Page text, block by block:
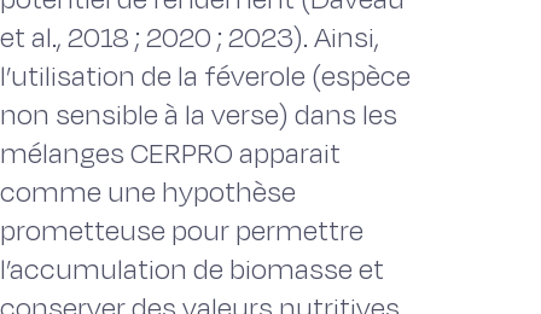
et al., 2018 ; 2020 ; 2023). Ainsi,
l’utilisation de la féverole (espèce
non sensible à la verse) dans les
mélanges CERPRO apparait
comme une hypothèse
prometteuse pour permettre
l’accumulation de biomasse et